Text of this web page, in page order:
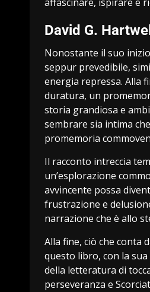
affascinare, ispirare e
David G.
Nonostante il suo
seppur prevedibile,
energia repressa. Alla
duratura, un
storia grandiosa e
sembrare sia intima
promemoria
Il racconto intreccia
un’esplorazione
avvincente possa
frustrazione e
narrazione che è allo
Alla fine, ciò che conta
questo libro, con la
della letteratura di
perseveranza e